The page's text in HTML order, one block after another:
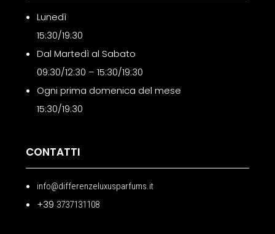
Lunedì
15:30/19:30
Dal Martedì al Sabato
09:30/12:30 – 15:30/19:30
Ogni prima domenica del mese
15:30/19:30
CONTATTI
info@differenzeluxusparfums.it
+39 3737131108